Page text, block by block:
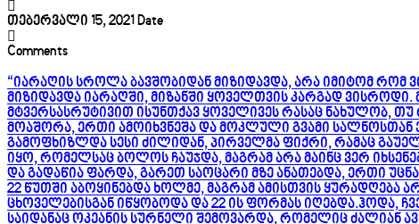
თებერვალი 15, 2021Date
Comments
“იარაღის სროლა ბავშობიდან მიზიდავდა, არა იმიტომ რომ
მიზიდავდა იარაღში, მიზანში ყოველთვის კარგად
მტვერსასრუტივით ისუნთქავ ყოველივეს რასაც ნახულობ,
მოაშორა, ერთი ამოიხვნეშა და მოკლული გვამი
გამოფხიზლდა სესი ძილიდან, პირველმა ფიქრი, რამაც
იყო, რომელსაც ბოლოს ჩაუჯდა, მაგრამ არა მაინც ვერ
და გადაწია ფარდა, გარეთ საოცარი მზე ანათებდა, ერთი
22 წუთში აბოყინებდა ხოლმე, მაგრამ ამისთვის ყურადღება
ცხოველებისგან იწყობოდა და 22 ის ფორმას იღებდა.ჰოდა,
საიდანაც ოკეანის სურნელი შემოვარდა, რომელიც ძალიან